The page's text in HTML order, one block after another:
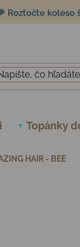
Roztočte koleso
Topánky
HAIR - BEE